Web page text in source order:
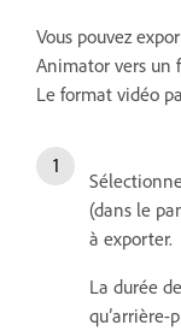
Vous pouvez
Animator vers un
Le format vidéo
(dans le
à exporter.
La durée
qu’arrière-